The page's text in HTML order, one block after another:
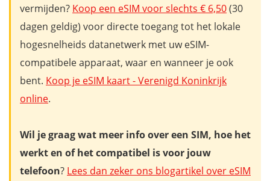
vermijden? Koop een eSIM voor slechts € 6,50(30
dagen geldig) voor directe toegang tot het lokale
hogesnelheids datanetwerk met uw eSIM-
compatibele apparaat, waar en wanneer je ook
bent. Koop je eSIM kaart - Verenigd Koninkrijk
online.
Wil je graag wat meer info over een SIM, hoe het
werkt en of het compatibel is voor jouw
telefoon? Lees dan zeker ons blogartikel over eSIM